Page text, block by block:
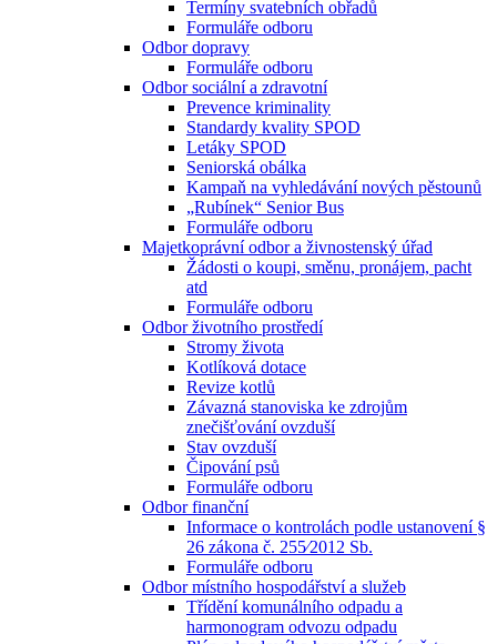
Termíny svatebních obřadů
Formuláře odboru
Odbor dopravy
Formuláře odboru
Odbor sociální a zdravotní
Prevence kriminality
Standardy kvality SPOD
Letáky SPOD
Seniorská obálka
Kampaň na vyhledávání nových pěstounů
„Rubínek“ Senior Bus
Formuláře odboru
Majetkoprávní odbor a živnostenský úřad
Žádosti o koupi, směnu, pronájem, pacht
atd
Formuláře odboru
Odbor životního prostředí
Stromy života
Kotlíková dotace
Revize kotlů
Závazná stanoviska ke zdrojům
znečišťování ovzduší
Stav ovzduší
Čipování psů
Formuláře odboru
Odbor finanční
Informace o kontrolách podle ustanovení §
26 zákona č. 255⁄2012 Sb.
Formuláře odboru
Odbor místního hospodářství a služeb
Třídění komunálního odpadu a
harmonogram odvozu odpadu